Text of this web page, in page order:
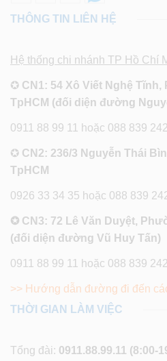
THÔNG TIN LIÊN HỆ
Hệ thống chi nhánh TP Hồ Chí
✪ CN1: 54 Xô Viết Nghệ
TpHCM (đối diện đường
0911 88 99 11 hoặc 088 839
✪ CN2: 236/3 Nguyễn Thái
TpHCM
0926 33 34 35 hoặc 088 839
✪ CN3: 72 Lê Văn Duyệt,
(đối diện đường Vũ Huy Tấn)
0911 88 99 11 hoặc 088 839
>> Hướng dẫn đường đi đến
THỜI GIAN LÀM VIỆC
Tổng đài: 0911.88.99.11 (8:00-